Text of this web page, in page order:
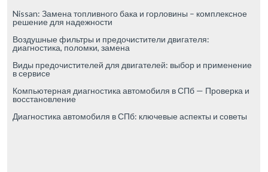
Nissan: Замена топливного бака и горловины – комплексное
решение для надежности
Воздушные фильтры и предочистители двигателя:
диагностика, поломки, замена
Виды предочистителей для двигателей: выбор и применение
в сервисе
Компьютерная диагностика автомобиля в СПб — Проверка и
восстановление
Диагностика автомобиля в СПб: ключевые аспекты и советы